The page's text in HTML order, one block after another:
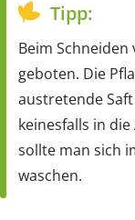
Tipp:
Beim
geboten. Die
austretende
keinesfalls in
sollte man sich
waschen.